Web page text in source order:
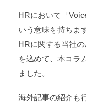
HRにおいて「
いう意味を持ちま
HRに関する当社
を込めて、本コラ
ました。
海外記事の紹介も